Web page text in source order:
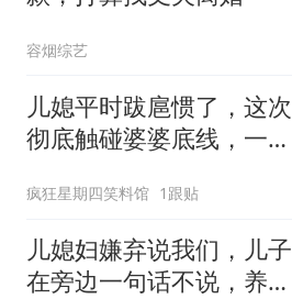
容烟综艺
儿媳平时跋扈惯了，这次
彻底触碰婆婆底线，一个
疯狂星期四笑料馆 1跟贴
儿媳妇嫌弃说我们，儿子
在旁边一句话不说，养儿